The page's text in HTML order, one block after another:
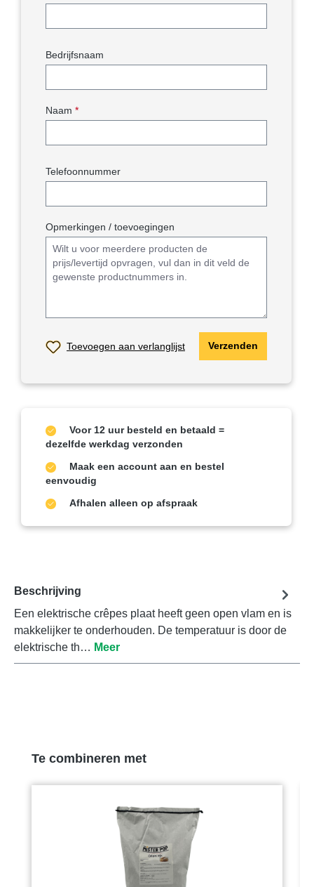
Bedrijfsnaam
Naam *
Telefoonnummer
Opmerkingen / toevoegingen
Verzenden
Toevoegen aan verlanglijst
Voor 12 uur besteld en betaald =
dezelfde werkdag verzonden
Maak een account aan en bestel
eenvoudig
Afhalen alleen op afspraak
Beschrijving
Een elektrische crêpes plaat heeft geen open vlam en is
makkelijker te onderhouden. De temperatuur is door de
elektrische th… Meer
Productgalerij overslaan
Te combineren met